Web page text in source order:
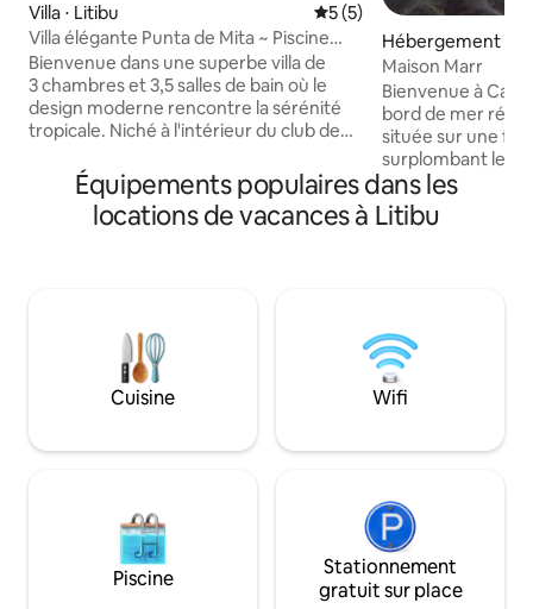
Villa ⋅ Litibu Évaluation moyenne sur
5 (5)
Villa élégante Punta de Mita ~ Piscine
privée et golf
Bienvenue dans une superbe villa de
3 chambres et 3,5 salles de bain où le
design moderne rencontre la sérénité
tropicale. Niché à l'intérieur du club de
ce logement offre un confort sans
effort, un environnement luxuriant et
une touche de charme mexicain
(produits alimentaires non inclus) ✔
Espace de vie ouvert avec palapa ✔ À
quelques pas de la plage et du terrain de
dessous !
Hébergement ⋅
Maison Marr
Bienvenue à
bord de mer
située sur une
surplombant le
3 chambres
2 cuisines, une
un accès à la
dites adieu au
Imprégnez-vous
sereine ou
avec vos
Équipements populaires dans les
locations de vacances à Litibu
Cuisine Wifi
Piscine
Stationnement
gratuit sur place